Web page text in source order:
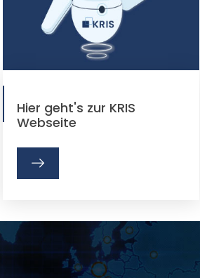
Hier geht's zur KRIS
Webseite